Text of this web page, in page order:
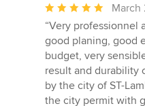
Average
rating:
5
out
of
5
stars
March
“Very professionnel
good planing, good
budget, very
result and durability
by the city of ST-
the city permit with